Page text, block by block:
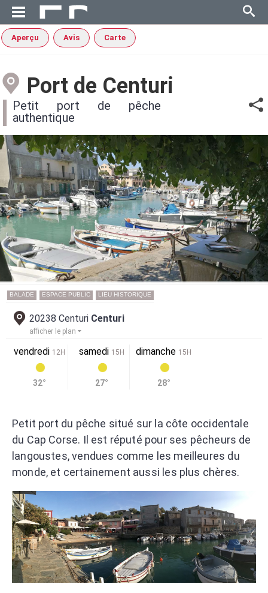
Aperçu Avis Carte
Port de Centuri
Petit port de pêche
authentique
BALADE ESPACE PUBLIC LIEU HISTORIQUE
20238 Centuri Centuri
afficher le plan
vendredi 12H
32°
samedi 15H
27°
dimanche 15H
28°
Petit port du pêche situé sur la côte occidentale
du Cap Corse. Il est réputé pour ses pêcheurs de
langoustes, vendues comme les meilleures du
monde, et certainement aussi les plus chères.